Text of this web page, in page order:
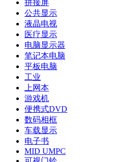
拼接屏
公共显示
液晶电视
医疗显示
电脑显示器
笔记本电脑
平板电脑
工业
上网本
游戏机
便携式DVD
数码相框
车载显示
电子书
MID UMPC